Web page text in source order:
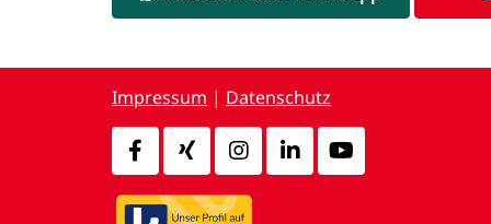
Impressum | Datenschutz